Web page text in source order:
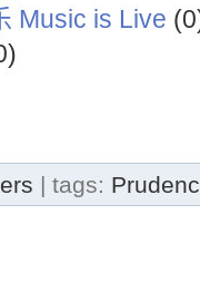
Music is Live
| tags: